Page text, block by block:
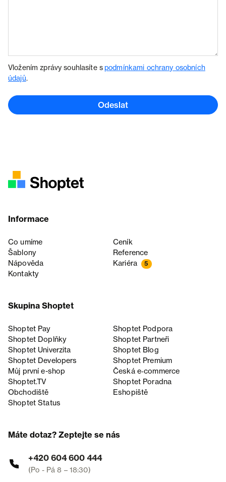
Vložením zprávy souhlasíte spodmínkami ochrany osobních
údajů.
Odeslat
Informace
Co umíme
Ceník
Šablony
Reference
Nápověda
Kariéra 5
Kontakty
Skupina Shoptet
Shoptet Pay
Shoptet Podpora
Shoptet Doplňky
Shoptet Partneři
Shoptet Univerzita
Shoptet Blog
Shoptet Developers
Shoptet Premium
Můj první e-shop
Česká e‑commerce
Shoptet.TV
Shoptet Poradna
Obchodiště
Eshopiště
Shoptet Status
Máte dotaz? Zeptejte se nás
+420 604 600 444
(Po - Pá 8 – 18:30)